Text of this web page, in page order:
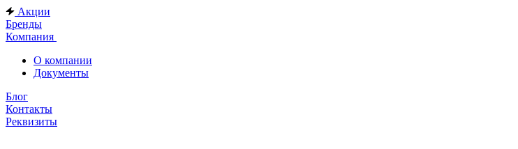
Акции
Бренды
Компания
О компании
Документы
Блог
Контакты
Реквизиты